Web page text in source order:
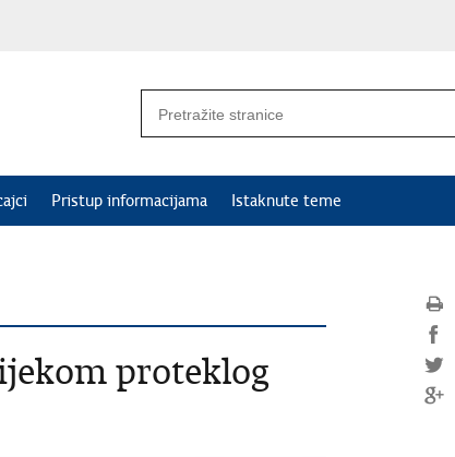
Pristup informacijama Istaknute teme
proteklog